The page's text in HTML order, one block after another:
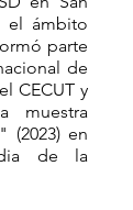
el ámbito
parte
de
CECUT y
muestra
(2023) en
de la